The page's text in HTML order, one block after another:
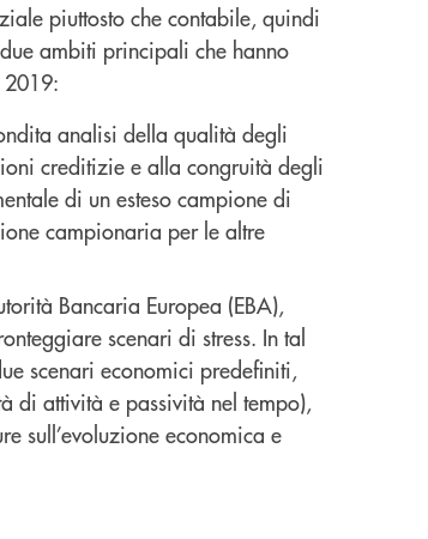
piuttosto che contabile, quindi
ambiti principali che hanno
analisi della qualità degli
creditizie e alla congruità degli
di un esteso campione di
campionaria per le altre
Bancaria Europea (EBA),
scenari di stress. In tal
scenari economici predefiniti,
di attività e passività nel tempo),
sull’evoluzione economica e